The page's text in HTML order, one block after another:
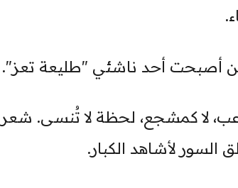
أصبحت أحد ناشئي "طليعة تعز".
لا كمشجع، لحظة لا تُنسى.
السور لأشاهد الكبار.